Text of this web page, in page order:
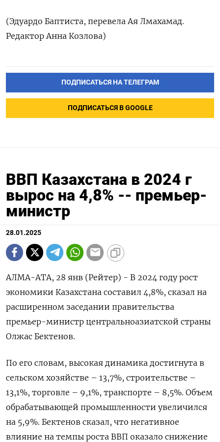
(Эдуардо Баптиста, перевела Ая Лмахамад.
Редактор Анна Козлова)
ПОДПИСАТЬСЯ НА ТЕЛЕГРАМ
ПОДПИСАТЬСЯ В GOOGLE
ВВП Казахстана в 2024 г
вырос на 4,8% -- премьер-
министр
28.01.2025
АЛМА-АТА, 28 янв (Рейтер) - В 2024 году рост
экономики Казахстана составил 4,8%, сказал на
расширенном заседании правительства
премьер-министр центральноазиатской страны
Олжас Бектенов.
По его словам, высокая динамика достигнута в
сельском хозяйстве – 13,7%, строительстве –
13,1%, торговле – 9,1%, транспорте – 8,5%. Объем
обрабатывающей промышленности увеличился
на 5,9%. Бектенов сказал, что негативное
влияние на темпы роста ВВП оказало снижение